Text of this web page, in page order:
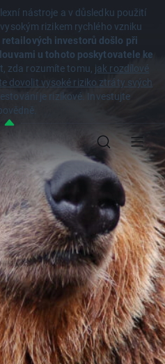
nástroje a v důsledku použití
rizikem rychlého vzniku
retailových investorů došlo při
u tohoto poskytovatele ke
zda rozumíte tomu, jak rozdílové
dovolit vysoké riziko ztráty svých
je rizikové. Investujte